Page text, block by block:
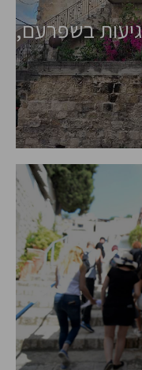
בשפרעם,